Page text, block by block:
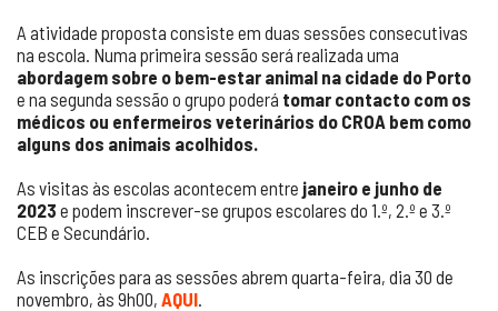
A atividade proposta consiste em duas sessões consecutivas
na escola. Numa primeira sessão será realizada uma
abordagem sobre o bem-estar animal na cidade do Porto
e na segunda sessão o grupo poderá tomar contacto com os
médicos ou enfermeiros veterinários do CROA bem como
alguns dos animais acolhidos.
As visitas às escolas acontecem entre janeiro e junho de
2023 e podem inscrever-se grupos escolares do 1.º, 2.º e 3.º
CEB e Secundário.
As inscrições para as sessões abrem quarta-feira, dia 30 de
novembro, às 9h00, AQUI.